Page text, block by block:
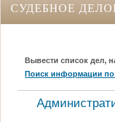
СУДЕБНОЕ
Вывести список дел,
Поиск информации